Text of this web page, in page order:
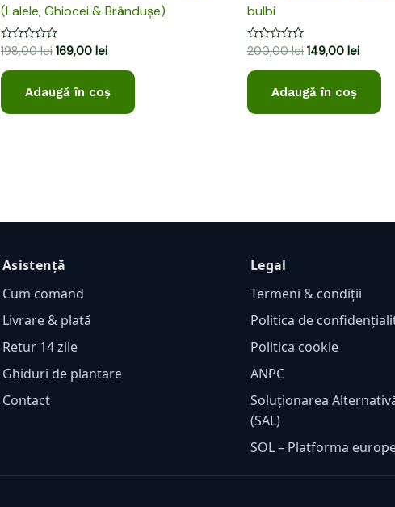
(Lalele, Ghiocei & Brândușe)
Evaluat
0
din
198,00lei 169,00 lei
Adaugă în coș
bulbi
Evaluat
0
din
200,00lei 149,00 lei
Adaugă în coș
Asistență
Cum comand
Livrare & plată
Retur 14 zile
Ghiduri de plantare
Contact
Legal
Termeni & condiții
Politica de
Politica cookie
ANPC
Soluționarea
(SAL)
SOL – Platforma